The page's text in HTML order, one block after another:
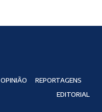
OPINIÃO
REPORTAGENS
EDITORIAL